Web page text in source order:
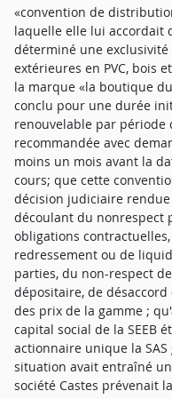
«convention de
laquelle elle lui accordait
déterminé une
extérieures en PVC, bois
la marque «la boutique
conclu pour une durée
renouvelable par
recommandée avec
moins un mois avant la
cours; que cette
décision judiciaire
découlant du nonrespect
obligations
redressement ou de
parties, du non-respect
dépositaire, de
des prix de la gamme ;
capital social de la SEEB
actionnaire unique la SAS
situation avait entraîné
société Castes prévenait